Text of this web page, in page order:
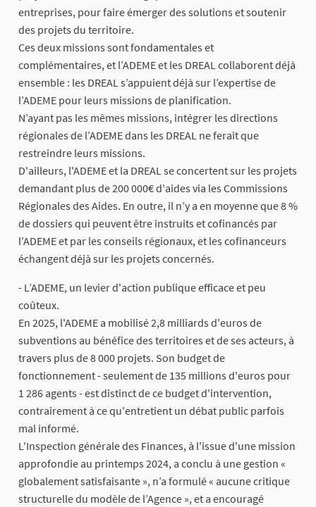
entreprises, pour faire émerger des solutions et soutenir
des projets du territoire.
Ces deux missions sont fondamentales et
complémentaires, et l’ADEME et les DREAL collaborent déjà
ensemble : les DREAL s’appuient déjà sur l’expertise de
l’ADEME pour leurs missions de planification.
N’ayant pas les mêmes missions, intégrer les directions
régionales de l’ADEME dans les DREAL ne ferait que
restreindre leurs missions.
D'ailleurs, l'ADEME et la DREAL se concertent sur les projets
demandant plus de 200 000€ d'aides via les Commissions
Régionales des Aides. En outre, il n’y a en moyenne que 8 %
de dossiers qui peuvent être instruits et cofinancés par
l’ADEME et par les conseils régionaux, et les cofinanceurs
échangent déjà sur les projets concernés.
- L’ADEME, un levier d'action publique efficace et peu
coûteux.
En 2025, l'ADEME a mobilisé 2,8 milliards d'euros de
subventions au bénéfice des territoires et de ses acteurs, à
travers plus de 8 000 projets. Son budget de
fonctionnement - seulement de 135 millions d'euros pour
1 286 agents - est distinct de ce budget d'intervention,
contrairement à ce qu'entretient un débat public parfois
mal informé.
L'Inspection générale des Finances, à l'issue d'une mission
approfondie au printemps 2024, a conclu à une gestion «
globalement satisfaisante », n’a formulé « aucune critique
structurelle du modèle de l’Agence », et a encouragé